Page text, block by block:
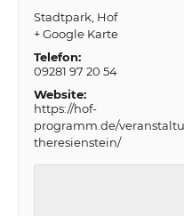
Stadtpark Hof
+ Google Karte
Telefon:
09281 97 20 54
Website:
https://hof-
programm.de/
theresienstein/